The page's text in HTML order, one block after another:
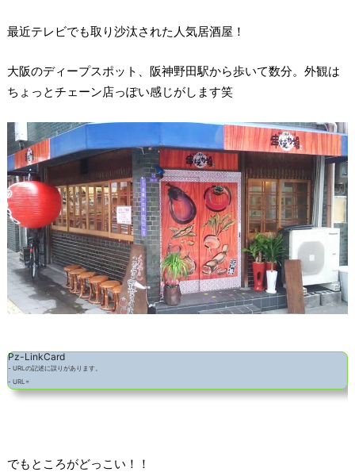
最近テレビでも取り沙汰された人気居酒屋！
大阪のディープスポット、阪神野田駅から歩いて数分。外観は
ちょっとチェーン店っぽい感じがします笑
Pz-LinkCard
- URLの記述に誤りがあります。
- URL=
でもところがどっこい！！